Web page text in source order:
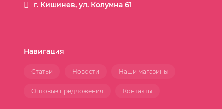
г. Кишинев, ул. Колумна 61
Статьи Новости Наши магазины
Оптовые предложения Контакты
Навигация